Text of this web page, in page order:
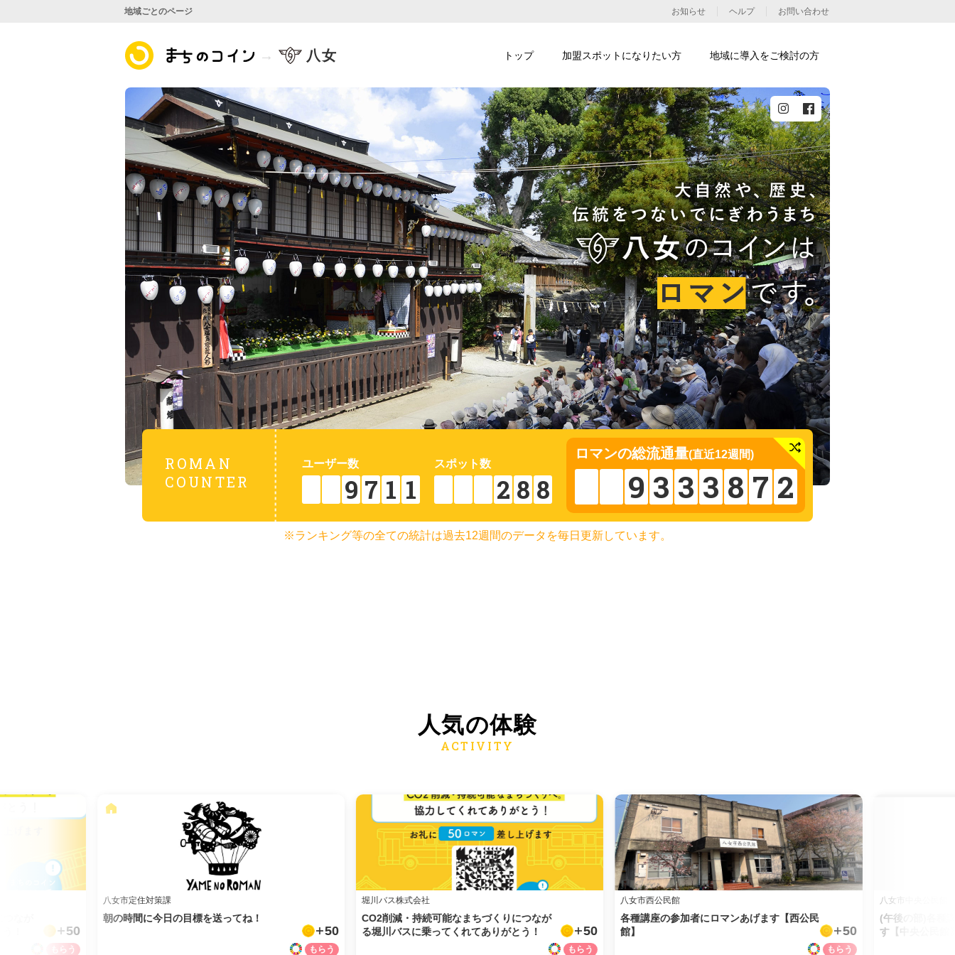
ROMAN
COUNTER
ユーザー数
9 7 1 1
スポット数
2 8 8
ロマンの総流通量(直近12週間)
9 3 3 3 8 7 2
※ランキング等の全ての統計は過去12週間のデータを毎日更新しています。
人気の体験
50
八女市定住対策課
朝の時間に今日の目標を送ってね！
50
堀川バス株式会社
CO2削減・持続可能なまちづくりにつなが
る堀川バスに乗ってくれてありがとう！
50
八女市西公民館
各種講座の参加者にロマンあげます【西公民
館】
50
八女市中央公民館
(午後の部)各種
す【中央公民館
地域ごとのページ お知らせ ヘルプ お問い合わせ
トップ 加盟スポットになりたい方 地域に導入をご検討の方
八女